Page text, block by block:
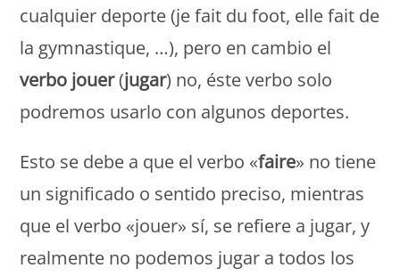
cualquier deporte (je fait du foot, elle fait de
la gymnastique, …), pero en cambio el
verbo jouer(jugar) no, éste verbo solo
podremos usarlo con algunos deportes.
Esto se debe a que el verbo «faire» no tiene
un significado o sentido preciso, mientras
que el verbo «jouer» sí, se refiere a jugar, y
realmente no podemos jugar a todos los